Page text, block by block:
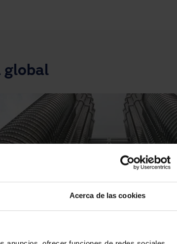
Acerca de las cookies
global